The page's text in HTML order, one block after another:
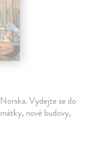
Vydejte se do
nové budovy,